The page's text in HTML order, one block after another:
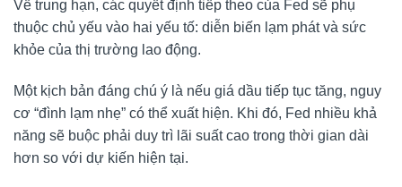
Về trung hạn, các quyết định tiếp theo của Fed sẽ phụ
thuộc chủ yếu vào hai yếu tố: diễn biến lạm phát và sức
khỏe của thị trường lao động.
Một kịch bản đáng chú ý là nếu giá dầu tiếp tục tăng, nguy
cơ “đình lạm nhẹ” có thể xuất hiện. Khi đó, Fed nhiều khả
năng sẽ buộc phải duy trì lãi suất cao trong thời gian dài
hơn so với dự kiến hiện tại.